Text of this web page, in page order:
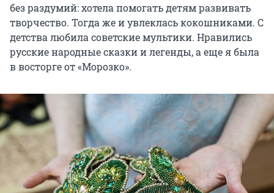
без раздумий: хотела помогать детям развивать
творчество. Тогда же и увлеклась кокошниками. С
детства любила советские мультики. Нравились
русские народные сказки и легенды, а еще я была
в восторге от «Морозко».